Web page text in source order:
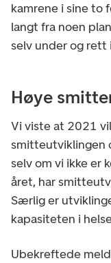
kamrene i sine to
langt fra noen
selv under og rett
Høye
Vi viste at 2021
smitteutviklingen
selv om vi ikke er
året, har
Særlig er
kapasiteten i
Ubekreftede